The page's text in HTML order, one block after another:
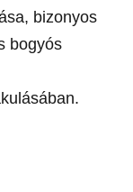
bizonyos
bogyós